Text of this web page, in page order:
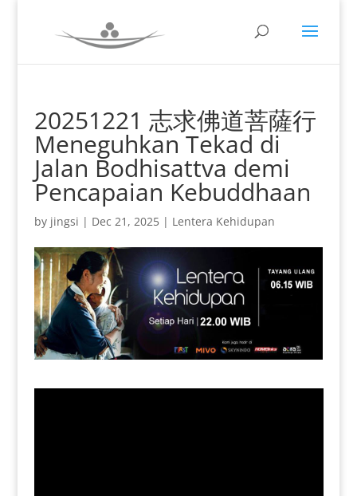
20251221 志求佛道菩薩行
Meneguhkan Tekad di
Jalan Bodhisattva demi
Pencapaian Kebuddhaan
by jingsi | Dec 21, 2025| Lentera Kehidupan